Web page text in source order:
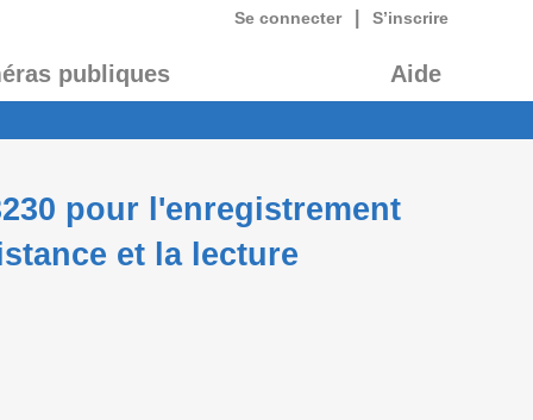
Se connecter S’inscrire
publiques Aide
pour l'enregistrement
et la lecture